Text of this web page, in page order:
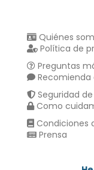
Quiénes
Política de
Preguntas
Recomienda
Seguridad
Como
Condiciones
Prensa